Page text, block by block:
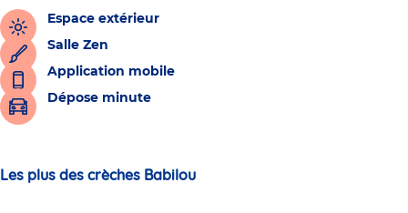
Espace extérieur
Salle Zen
Application mobile
Dépose minute
Les plus des crèches Babilou